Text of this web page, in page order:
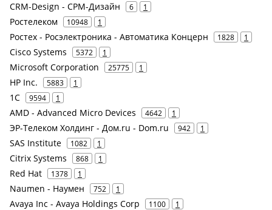
CRM-Design - СРМ-Дизайн 6 1
Ростелеком 10948 1
Ростех - Росэлектроника - Автоматика Концерн 1828 1
Cisco Systems 5372 1
Microsoft Corporation 25775 1
HP Inc. 5883 1
1С 9594 1
AMD - Advanced Micro Devices 4642 1
ЭР-Телеком Холдинг - Дом.ru - Dom.ru 942 1
SAS Institute 1082 1
Citrix Systems 868 1
Red Hat 1378 1
Naumen - Наумен 752 1
Avaya Inc - Avaya Holdings Corp 1100 1